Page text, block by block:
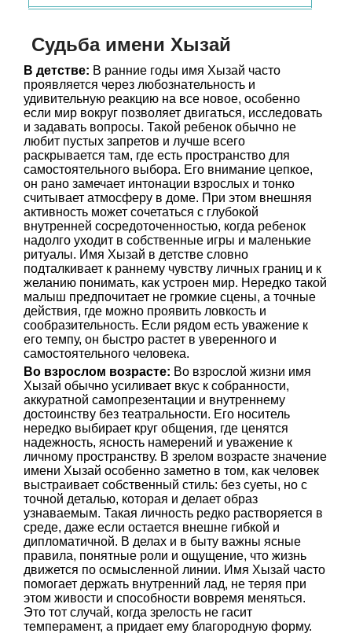
Судьба имени Хызай
В детстве: В ранние годы имя Хызай часто
проявляется через любознательность и
удивительную реакцию на все новое, особенно
если мир вокруг позволяет двигаться, исследовать
и задавать вопросы. Такой ребенок обычно не
любит пустых запретов и лучше всего
раскрывается там, где есть пространство для
самостоятельного выбора. Его внимание цепкое,
он рано замечает интонации взрослых и тонко
считывает атмосферу в доме. При этом внешняя
активность может сочетаться с глубокой
внутренней сосредоточенностью, когда ребенок
надолго уходит в собственные игры и маленькие
ритуалы. Имя Хызай в детстве словно
подталкивает к раннему чувству личных границ и к
желанию понимать, как устроен мир. Нередко такой
малыш предпочитает не громкие сцены, а точные
действия, где можно проявить ловкость и
сообразительность. Если рядом есть уважение к
его темпу, он быстро растет в уверенного и
самостоятельного человека.
Во взрослом возрасте: Во взрослой жизни имя
Хызай обычно усиливает вкус к собранности,
аккуратной самопрезентации и внутреннему
достоинству без театральности. Его носитель
нередко выбирает круг общения, где ценятся
надежность, ясность намерений и уважение к
личному пространству. В зрелом возрасте значение
имени Хызай особенно заметно в том, как человек
выстраивает собственный стиль: без суеты, но с
точной деталью, которая и делает образ
узнаваемым. Такая личность редко растворяется в
среде, даже если остается внешне гибкой и
дипломатичной. В делах и в быту важны ясные
правила, понятные роли и ощущение, что жизнь
движется по осмысленной линии. Имя Хызай часто
помогает держать внутренний лад, не теряя при
этом живости и способности вовремя меняться.
Это тот случай, когда зрелость не гасит
темперамент, а придает ему благородную форму.